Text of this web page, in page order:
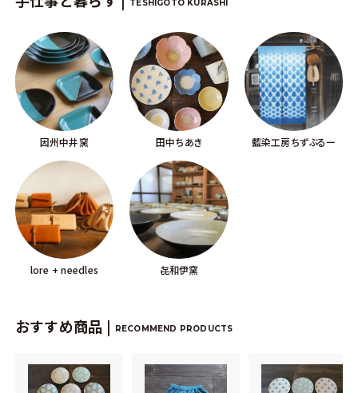
TESHIGOTO KURASHI
因州中井窯 田中ちあき 藍染工房ちずぶるー
lore + needles 㐂和伊窯
おすすめ商品 | RECOMMEND PRODUCTS